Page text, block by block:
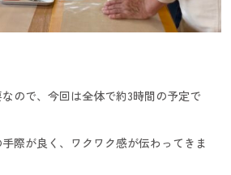
ので、今回は全体で約3時間の予定で
際が良く、ワクワク感が伝わってきま